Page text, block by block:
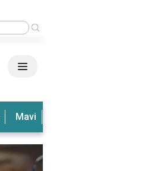
Rüyada Sevdiği Erkeği Görmek Ne Anlama
Mavi